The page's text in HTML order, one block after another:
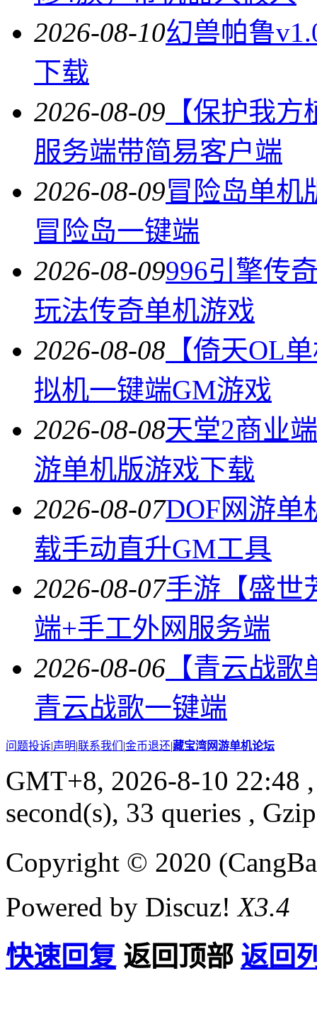
2026-08-10幻兽帕鲁
下载
2026-08-09 【保护我
服务端带简易客户端
2026-08-09冒险岛单机
冒险岛一键端
2026-08-09996引擎传
玩法传奇单机游戏
2026-08-08 【倚天OL
拟机一键端GM游戏
2026-08-08天堂2商业
游单机版游戏下载
2026-08-07DOF网游单
载手动直升GM工具
2026-08-07手游【盛世
端+手工外网服务端
2026-08-06 【青云战
青云战歌一键端
问题投诉|声明|联系我们 |金币退还|藏宝湾网游单机论坛
GMT+8, 2026-8-10 22:48
second(s), 33 queries ,
Copyright © 2020
Powered by Discuz!X3.4
快速回复 返回顶部 返回